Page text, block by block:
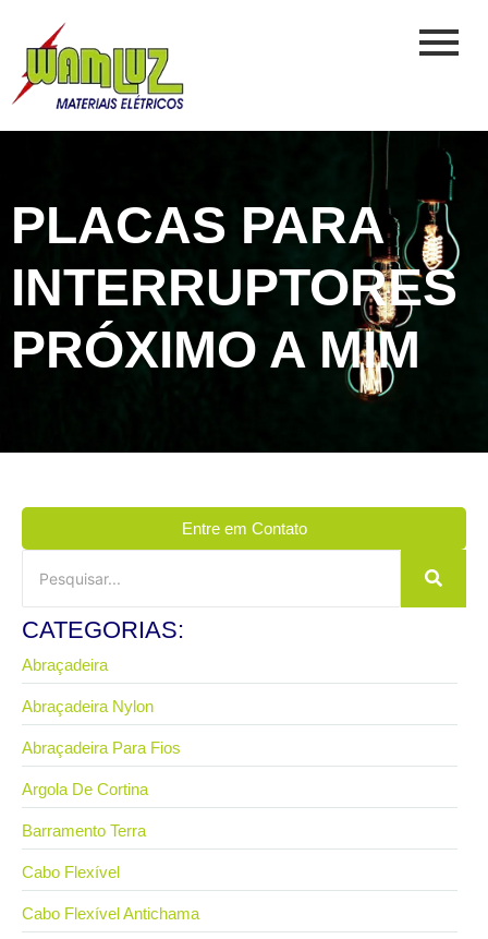
PLACAS PARA
INTERRUPTORES
PRÓXIMO A MIM
Entre em Contato
CATEGORIAS:
Abraçadeira
Abraçadeira Nylon
Abraçadeira Para Fios
Argola De Cortina
Barramento Terra
Cabo Flexível
Cabo Flexível Antichama